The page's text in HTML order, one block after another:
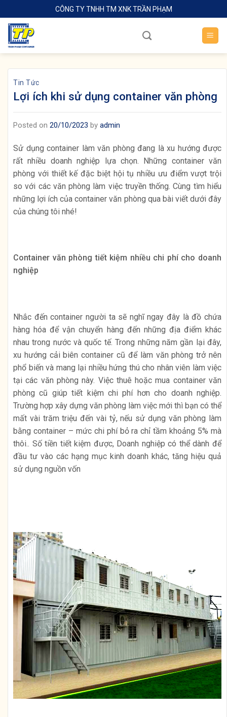
to
content
CÔNG TY TNHH TM XNK TRẦN PHẠM
Tin Tức
Lợi ích khi sử dụng container văn phòng
Posted on 20/10/2023 by admin
Sử dụng container làm văn phòng đang là xu hướng được
rất nhiều doanh nghiệp lựa chọn. Những container văn
phòng với thiết kế đặc biệt hội tụ nhiều ưu điểm vượt trội
so với các văn phòng làm việc truyền thống. Cùng tìm hiểu
những lợi ích của container văn phòng qua bài viết dưới đây
của chúng tôi nhé!
Container văn phòng tiết kiệm nhiều chi phí cho doanh
nghiệp
Nhắc đến container người ta sẽ nghĩ ngay đây là đồ chứa
hàng hóa để vận chuyển hàng đến những địa điểm khác
nhau trong nước và quốc tế. Trong những năm gần lại đây,
xu hướng cải biên container cũ để làm văn phòng trở nên
phổ biến và mang lại nhiều hứng thú cho nhân viên làm việc
tại các văn phòng này. Việc thuê hoặc mua container văn
phòng cũ giúp tiết kiệm chi phí hơn cho doanh nghiệp.
Trường hợp xây dựng văn phòng làm việc mới thì bạn có thể
mất vài trăm triệu đến vài tỷ, nếu sử dụng văn phòng làm
bằng container – mức chi phí bỏ ra chỉ tầm khoảng 5% mà
thôi.. Số tiền tiết kiệm được, Doanh nghiệp có thể dành để
đầu tư vào các hạng mục kinh doanh khác, tăng hiệu quả
sử dụng nguồn vốn